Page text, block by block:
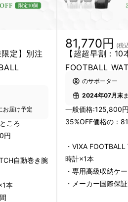
が完了するまで、株式会社
における独占販売権を有
。詳細に関しては、ページ
ンジをご確認ください。
限定】別注
お届け予定
ころ
円
自動巻き腕
本
81,770円 (税
【超超早割：
FOOTBALL
のサポーター
2024年07月末
一般価格:125,800
35%OFF価格の：
・VIXA
時計×1本
・専用高級収納ケ
・メーカー国際保